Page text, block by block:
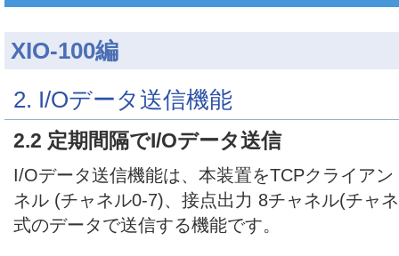
XIO-100編
2. I/Oデータ送信機能
2.2 定期間隔でI/Oデータ送信
I/Oデータ送信機能は、本装置をTCPクライア
ネル (チャネル0-7)、接点出力 8チャネル(チャ
式のデータで送信する機能です。